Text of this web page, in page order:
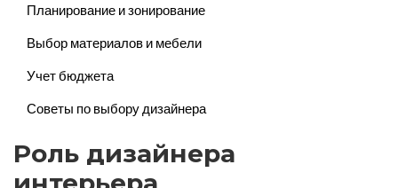
Планирование и зонирование
Выбор материалов и мебели
Учет бюджета
Советы по выбору дизайнера
Роль дизайнера